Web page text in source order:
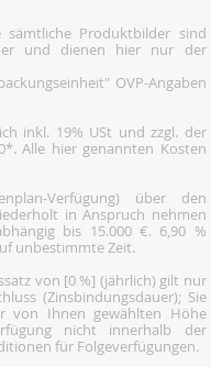
sämtliche Produktbilder sind
und dienen hier nur der
OVP-Angaben
inkl. 19% USt und zzgl. der
Alle hier genannten Kosten
Verfügung) über den
in Anspruch nehmen
bis 15.000 €. 6,90 %
unbestimmte Zeit.
von [0 %] (jährlich) gilt nur
(Zinsbindungsdauer); Sie
von Ihnen gewählten Höhe
nicht innerhalb der
für Folgeverfügungen.